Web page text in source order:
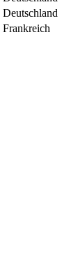
Deutschland
Frankreich